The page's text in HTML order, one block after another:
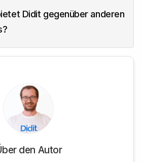
Didit gegenüber anderen
den Autor